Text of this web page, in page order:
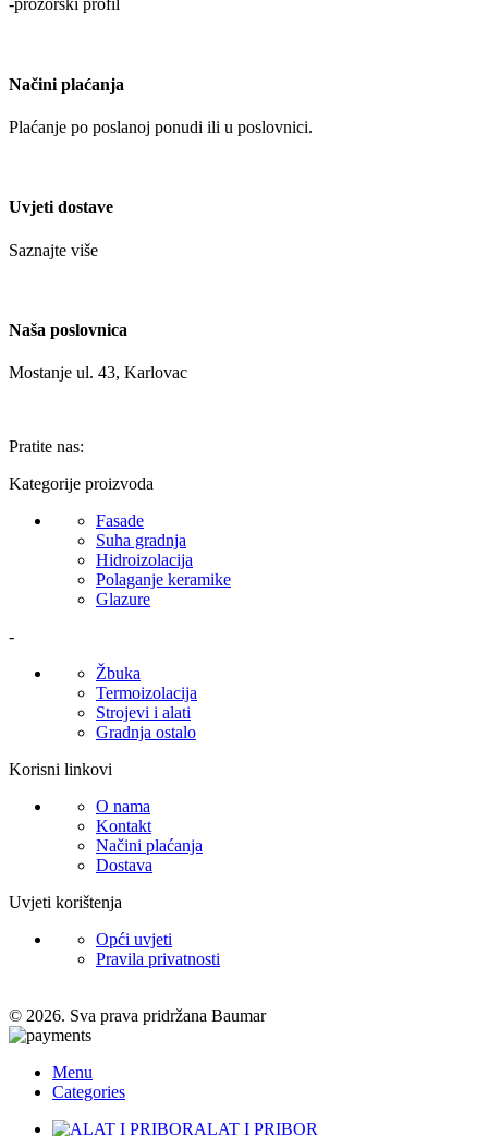
-prozorski profil
Načini plaćanja
Plaćanje po poslanoj ponudi ili u poslovnici.
Uvjeti dostave
Saznajte više
Naša poslovnica
Mostanje ul. 43, Karlovac
Pratite nas:
Kategorije proizvoda
Fasade
Suha gradnja
Hidroizolacija
Polaganje keramike
Glazure
-
Žbuka
Termoizolacija
Strojevi i alati
Gradnja ostalo
Korisni linkovi
O nama
Kontakt
Načini plaćanja
Dostava
Uvjeti korištenja
Opći uvjeti
Pravila privatnosti
© 2026. Sva prava pridržana Baumar
Menu
Categories
ALAT I PRIBOR